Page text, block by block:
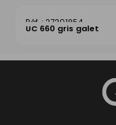
27201954
UC 660 gris galet